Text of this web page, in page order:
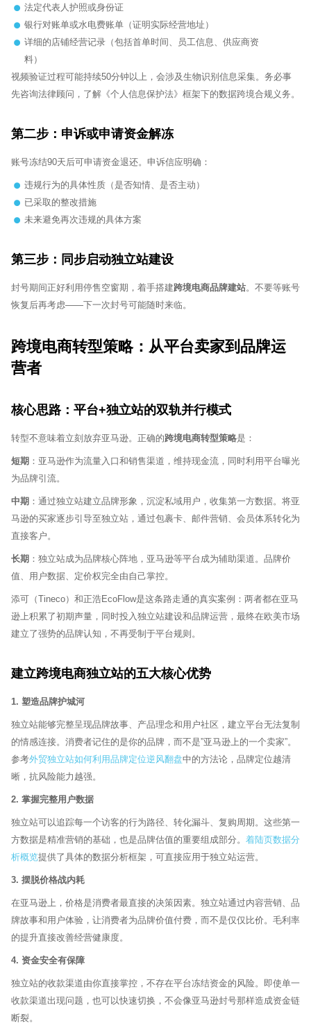
法定代表人护照或身份证
银行对账单或水电费账单（证明实际经营地址）
详细的店铺经营记录（包括首单时间、员工信息、供应商资
料）
视频验证过程可能持续50分钟以上，会涉及生物识别信息采集。务必事
先咨询法律顾问，了解《个人信息保护法》框架下的数据跨境合规义务。
第二步：申诉或申请资金解冻
账号冻结90天后可申请资金退还。申诉信应明确：
违规行为的具体性质（是否知情、是否主动）
已采取的整改措施
未来避免再次违规的具体方案
第三步：同步启动独立站建设
封号期间正好利用停售空窗期，着手搭建跨境电商品牌建站。不要等账号
恢复后再考虑——下一次封号可能随时来临。
跨境电商转型策略：从平台卖家到品牌运
营者
核心思路：平台+独立站的双轨并行模式
转型不意味着立刻放弃亚马逊。正确的跨境电商转型策略是：
短期 ：亚马逊作为流量入口和销售渠道，维持现金流，同时利用平台曝光
为品牌引流。
中期 ：通过独立站建立品牌形象，沉淀私域用户，收集第一方数据。将亚
马逊的买家逐步引导至独立站，通过包裹卡、邮件营销、会员体系转化为
直接客户。
长期 ：独立站成为品牌核心阵地，亚马逊等平台成为辅助渠道。品牌价
值、用户数据、定价权完全由自己掌控。
添可（Tineco）和正浩EcoFlow是这条路走通的真实案例：两者都在亚马
逊上积累了初期声量，同时投入独立站建设和品牌运营，最终在欧美市场
建立了强势的品牌认知，不再受制于平台规则。
建立跨境电商独立站的五大核心优势
1. 塑造品牌护城河
独立站能够完整呈现品牌故事、产品理念和用户社区，建立平台无法复制
的情感连接。消费者记住的是你的品牌，而不是”亚马逊上的一个卖家”。
参考外贸独立站如何利用品牌定位逆风翻盘中的方法论，品牌定位越清
晰，抗风险能力越强。
2. 掌握完整用户数据
独立站可以追踪每一个访客的行为路径、转化漏斗、复购周期。这些第一
方数据是精准营销的基础，也是品牌估值的重要组成部分。 着陆页数据分
析概览提供了具体的数据分析框架，可直接应用于独立站运营。
3. 摆脱价格战内耗
在亚马逊上，价格是消费者最直接的决策因素。独立站通过内容营销、品
牌故事和用户体验，让消费者为品牌价值付费，而不是仅仅比价。毛利率
的提升直接改善经营健康度。
4. 资金安全有保障
独立站的收款渠道由你直接掌控，不存在平台冻结资金的风险。即使单一
收款渠道出现问题，也可以快速切换，不会像亚马逊封号那样造成资金链
断裂。